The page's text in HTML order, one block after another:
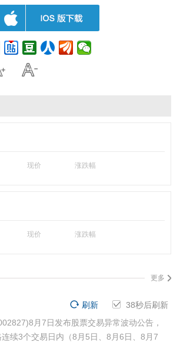
现价 涨跌幅
现价 涨跌幅
更多
37秒后刷新
刷新
月7日发布股票交易异常波动公告，
续3个交易日内（8月5日、8月6日、8月7